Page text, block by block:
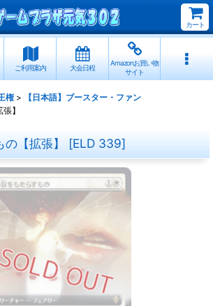
カート
ご利用案内 大会日程
Amazonお買い物
サイト
権 >
【日本語】ブースター・ファン
】
【拡張】 [ELD 339]